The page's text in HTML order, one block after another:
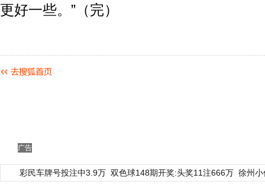
更好一些。”（完）
广告
彩民车牌号投注中3.9万 双色球148期开奖:头奖11注666万 徐州